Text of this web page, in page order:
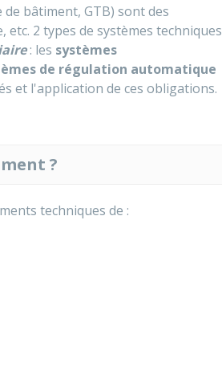
bâtiment, GTB) sont des
2 types de systèmes techniques
: les systèmes
de régulation automatique
et l'application de ces obligations.
?
techniques de :